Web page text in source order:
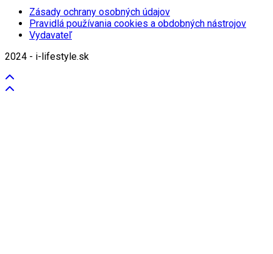
Zásady ochrany osobných údajov
Pravidlá používania cookies a obdobných nástrojov
Vydavateľ
2024 - i-lifestyle.sk